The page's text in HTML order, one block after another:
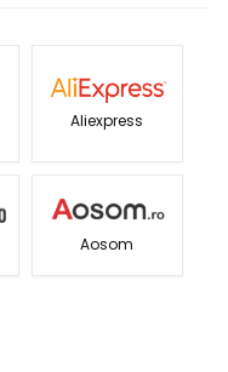
Aliexpress
Aosom